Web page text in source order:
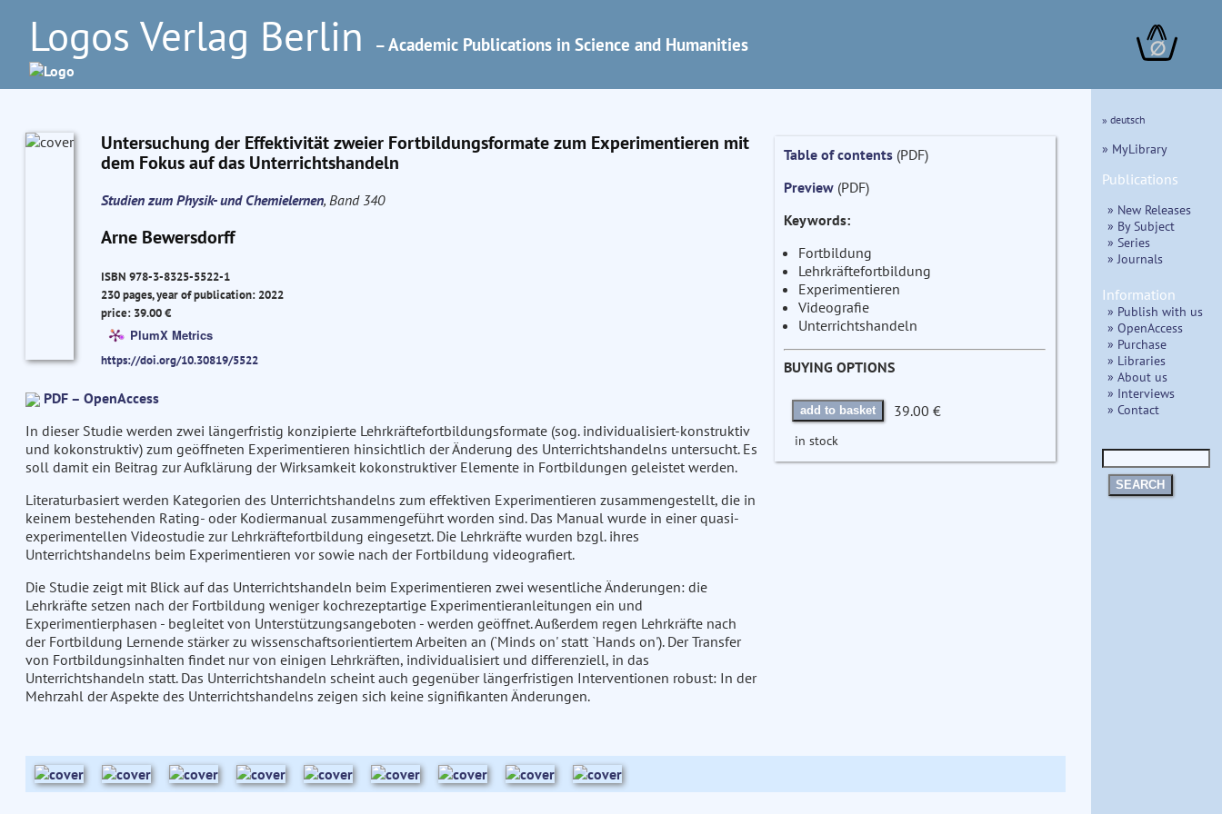
Logos Verlag Berlin – Academic Publications in Science and Humanities ∅
Untersuchung der Effektivität zweier Fortbildungsformate zum Experimentieren mit
dem Fokus auf das Unterrichtshandeln
Studien zum Physik- und Chemielernen, Band 340
Arne Bewersdorff
ISBN 978-3-8325-5522-1
230 pages, year of publication: 2022
price: 39.00 €
PlumX Metrics
https://doi.org/10.30819/5522
PDF – OpenAccess
In dieser Studie werden zwei längerfristig konzipierte Lehrkräftefortbildungsformate (sog. individualisiert-konstruktiv
und kokonstruktiv) zum geöffneten Experimentieren hinsichtlich der Änderung des Unterrichtshandelns untersucht. Es
soll damit ein Beitrag zur Aufklärung der Wirksamkeit kokonstruktiver Elemente in Fortbildungen geleistet werden.
Literaturbasiert werden Kategorien des Unterrichtshandelns zum effektiven Experimentieren zusammengestellt, die in
keinem bestehenden Rating- oder Kodiermanual zusammengeführt worden sind. Das Manual wurde in einer quasi-
experimentellen Videostudie zur Lehrkräftefortbildung eingesetzt. Die Lehrkräfte wurden bzgl. ihres
Unterrichtshandelns beim Experimentieren vor sowie nach der Fortbildung videografiert.
Die Studie zeigt mit Blick auf das Unterrichtshandeln beim Experimentieren zwei wesentliche Änderungen: die
Lehrkräfte setzen nach der Fortbildung weniger kochrezeptartige Experimentieranleitungen ein und
Experimentierphasen - begleitet von Unterstützungsangeboten - werden geöffnet. Außerdem regen Lehrkräfte nach
der Fortbildung Lernende stärker zu wissenschaftsorientiertem Arbeiten an (`Minds on' statt `Hands on'). Der Transfer
von Fortbildungsinhalten findet nur von einigen Lehrkräften, individualisiert und differenziell, in das
Unterrichtshandeln statt. Das Unterrichtshandeln scheint auch gegenüber längerfristigen Interventionen robust: In der
Mehrzahl der Aspekte des Unterrichtshandelns zeigen sich keine signifikanten Änderungen.
Table of contents(PDF)
Preview(PDF)
Keywords:
Fortbildung
Lehrkräftefortbildung
Experimentieren
Videografie
Unterrichtshandeln
BUYING OPTIONS
add to basket 39.00 €
in stock
» deutsch
» MyLibrary
Publications
» New Releases
» By Subject
» Series
» Journals
Information
» Publish with us
» OpenAccess
» Purchase
» Libraries
» About us
» Interviews
» Contact
SEARCH